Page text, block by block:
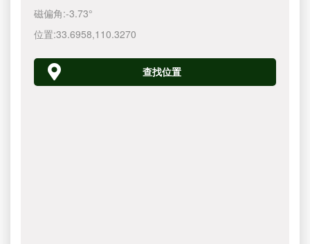
磁偏角:-3.73°
位置:33.6958,110.3270
查找位置